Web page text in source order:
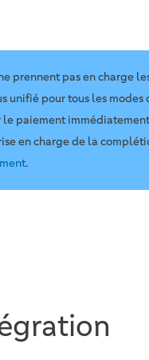
prennent pas en charge
unifié pour tous les modes
paiement
en charge de la
.